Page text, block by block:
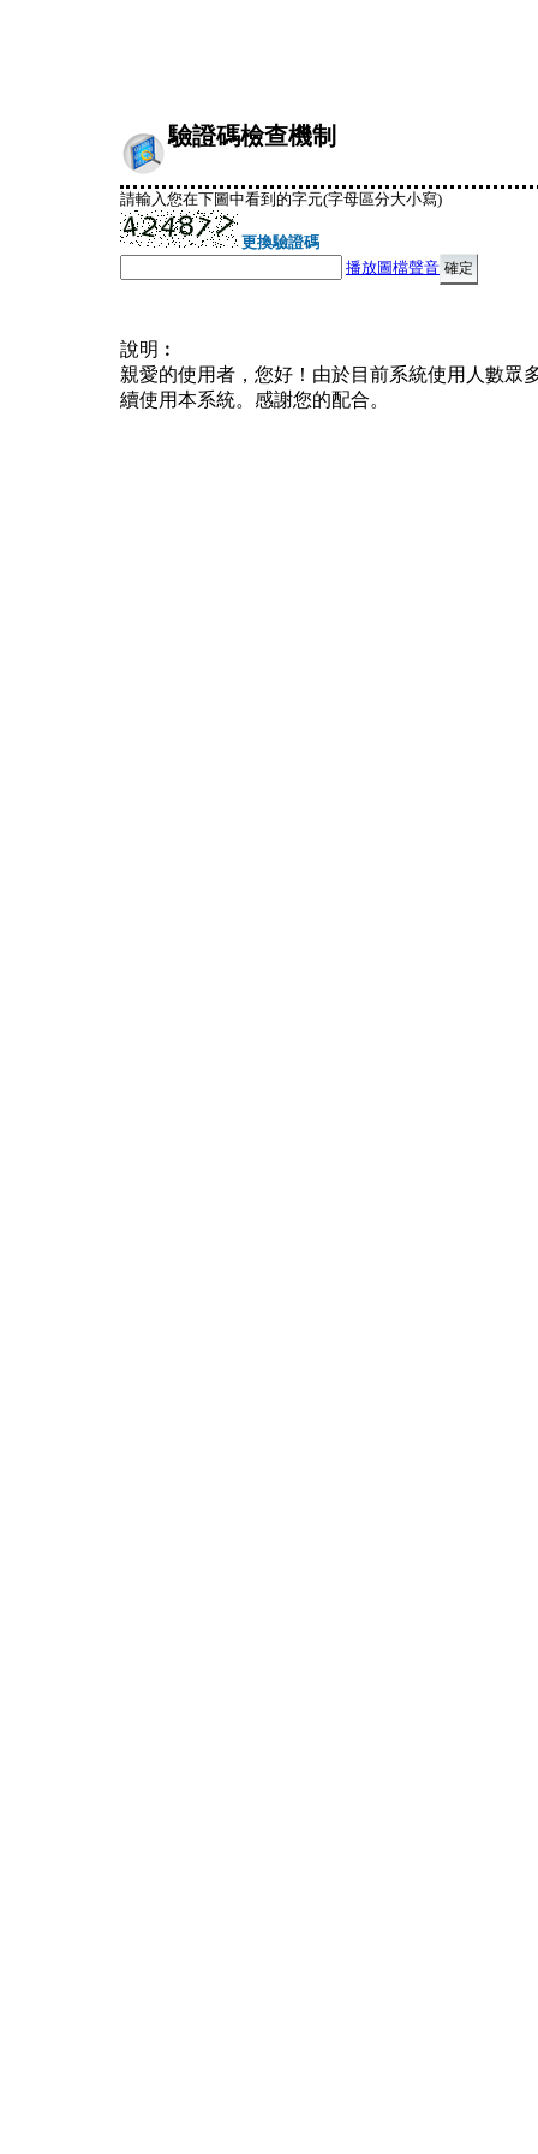
驗證碼檢查機制
請輸入您在下圖中看到的字元(字母區分大小寫)
更換驗證碼
播放圖檔聲音
說明︰
親愛的使用者，您好！由於目前系統使用人數眾
續使用本系統。感謝您的配合。